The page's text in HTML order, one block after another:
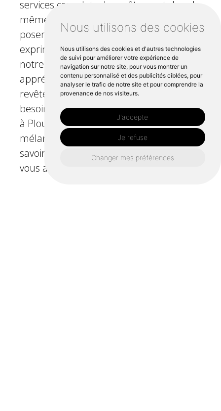
Nous utilisons des cookies
Nous utilisons des cookies et d'autres technologies
de suivi pour améliorer votre expérience de
navigation sur notre site, pour vous montrer un
contenu personnalisé et des publicités ciblées, pour
analyser le trafic de notre site et pour comprendre la
provenance de nos visiteurs.
J'accepte
Je refuse
Changer mes préférences
services complets de revêtement de sol,
même les installations de moquette ne
posent aucun problème. Les clients
expriment souvent des avis positifs sur
notre approche collaborative des projets,
appréciant nos conseils sur le choix des
revêtements de sol. Confiez-nous vos
besoins en matière de pose de parquet
à Plougasnou et faites l'expérience d'un
mélange de professionnalisme et de
savoir-faire qui vous garantit un sol que
vous aimerez.